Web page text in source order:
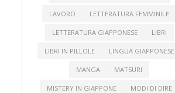
LAVORO LETTERATURA FEMMINILE
LETTERATURA GIAPPONESE LIBRI
LIBRI IN PILLOLE LINGUA GIAPPONESE
MANGA MATSURI
MISTERY IN GIAPPONE MODI DI DIRE